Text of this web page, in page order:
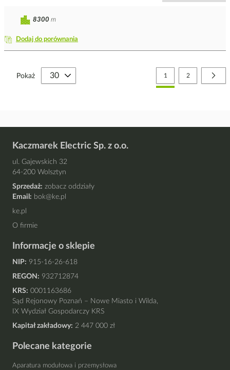
Dodaj do porównania
8300 m
Strona
Aktualnie czytasz stronę
1 Strona
2
Pokaż
Kaczmarek Electric Sp. z o.o.
ul. Gajewskich 32
64-200 Wolsztyn
Sprzedaż: zobacz oddziały
Email: bok@ke.pl
ke.pl
O firmie
Informacje o sklepie
NIP: 915-16-26-618
REGON: 932712874
KRS: 0001163686
Sąd Rejonowy Poznań – Nowe Miasto i Wilda,
IX Wydział Gospodarczy KRS
Kapitał zakładowy: 2 447 000 zł
Polecane kategorie
Aparatura modułowa i przemysłowa